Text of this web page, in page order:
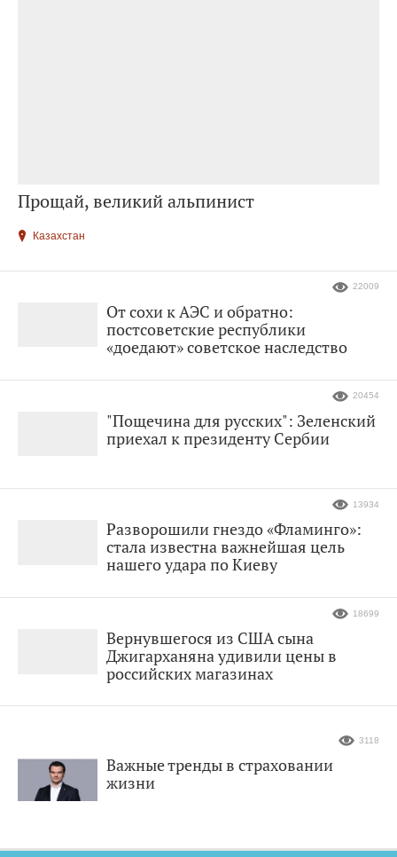
Прощай, великий альпинист
Казахстан
От сохи к АЭС и обратно:
постсоветские республики
«доедают» советское наследство
22009
"Пощечина для русских": Зеленский
приехал к президенту Сербии
20454
Разворошили гнездо «Фламинго»:
стала известна важнейшая цель
нашего удара по Киеву
13934
Вернувшегося из США сына
Джигарханяна удивили цены в
российских магазинах
18699
Важные тренды в страховании
жизни
3118